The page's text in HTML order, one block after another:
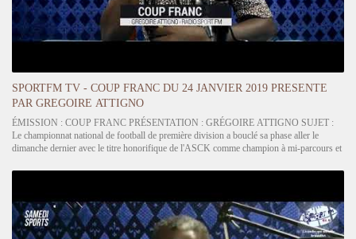
SPORTFM TV - COUP FRANC DU 24 JANVIER 2019 PRESENTE
PAR GREGOIRE ATTIGNO
ÉMISSION : COUP FRANC PRÉSENTATION : GRÉGOIRE ATTIGNO SUJET :
Le championnat national de football de première division a bouclé sa phase aller le
dimanche dernier avec le titre honorifique de l'ASCK comme champion à mi-parcours et
de cette…